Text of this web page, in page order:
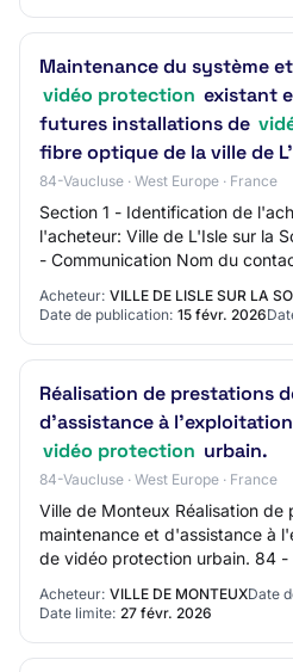
Maintenance du système
vidéo protection existant
futures installations de
fibre optique de la ville de
84-Vaucluse · West Europe · France
Section 1 - Identification de
l'acheteur: Ville de L'Isle sur la
- Communication Nom du
Acheteur: VILLE DE LISLE SUR LA
Date de publication: 15 févr. 2026
Réalisation de prestations
d'assistance à
vidéo protection urbain.
84-Vaucluse · West Europe · France
Ville de Monteux Réalisation de
maintenance et d'assistance à
de vidéo protection urbain. 84 -
Acheteur: VILLE DE MONTEUXDate
Date limite: 27 févr. 2026